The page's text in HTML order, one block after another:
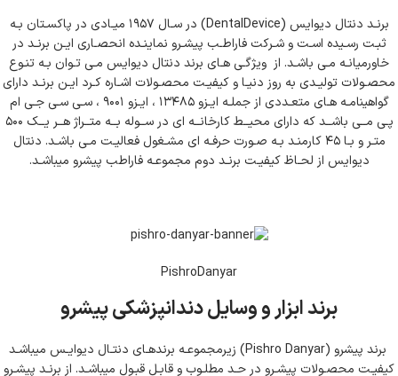
برنـد دنتال دیوایس (ِDentalDevice) در سـال ۱۹۵۷ میـادی در پاکسـتان بـه
ثبـت رسـیده اسـت و شـرکت فاراطـب پیشـرو نماینـده انحصـاری ایـن برنـد در
خاورمیانـه مـی باشـد. از ویژگـی هـای برند دنتال دیوایس مـی تـوان بـه تنـوع
محصـولات تولیـدی به روز دنیـا و کیفیـت محصـولات اشـاره کـرد ایـن برنـد دارای
گواهینامـه هـای متعـددی از جملـه ایـزو ۱۳۴۸۵ ، ایـزو ۹۰۰۱ ، سـی سـی جـی ام
پـی مــی باشــد که دارای محیــط کارخانــه ای در ســوله بــه متــراژ هــر یــک ۵۰۰
متـر و بـا ۴۵ کارمنـد بـه صـورت حرفـه ای مشـغول فعالیـت مـی باشـد. دنتال
دیوایس از لحـاظ کیفیـت برنـد دوم مجموعـه فاراطب پیشرو میباشـد.
PishroDanyar
برند ابزار و وسایل دندانپزشکی پیشرو
برند پیشرو (Pishro Danyar) زیرمجموعـه برندهـای دنتـال دیوایـس میباشـد
کیفیـت محصـولات پیشـرو در حـد مطلـوب و قابـل قبـول میباشـد. از برنـد پیشـرو